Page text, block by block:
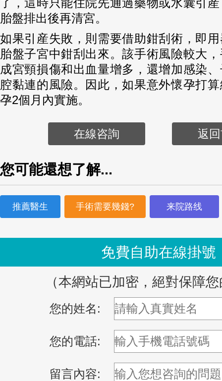
了，這時只能住院先通過藥物或水囊引
胎盤排出後再清宮。
如果引産失敗，則需要借助鉗刮術，即
胎盤子宮中鉗刮出來。該手術風險較大
成宮頸損傷和出血量增多，還增加感染
腔黏連的風險。因此，如果意外懷孕打
孕2個月內實施。
在線咨詢 返
您可能還想了解...
推薦醫生 手術需要幾錢? 来院路线
免費自助在線掛號
（本網站已加密，絕對保障
您的姓名:
您的電話:
留言內容: